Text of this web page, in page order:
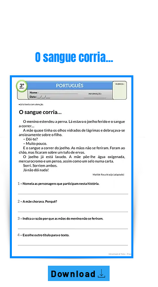
O sangue corria...
Download